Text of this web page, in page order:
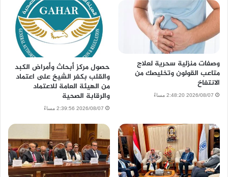
وصفات منزلية سحرية لعلاج
متاعب القولون وتخليصك من
الانتفاخ
2026/08/07 2:48:20 مساءً
حصول مركز أبحاث وأمراض الكبد
والقلب بكفر الشيخ على اعتماد
من الهيئة العامة للاعتماد
والرقابة الصحية
2026/08/07 2:39:56 مساءً